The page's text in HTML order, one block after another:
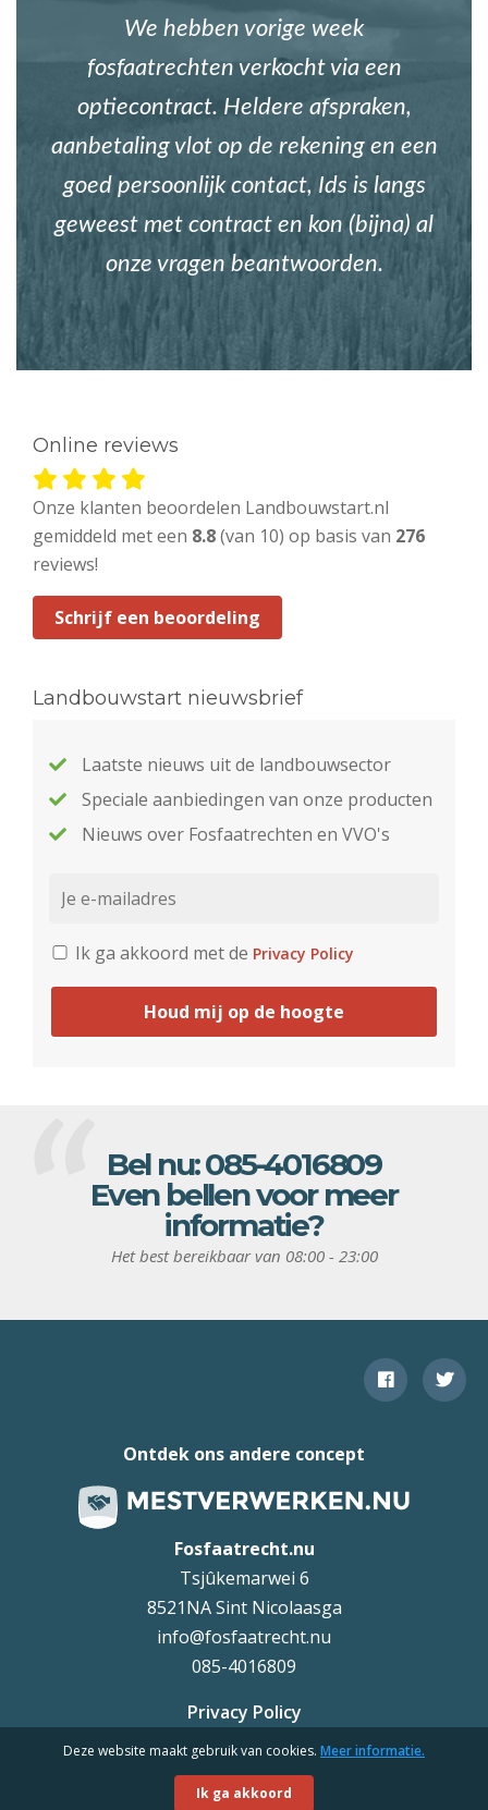
We hebben vorige week
fosfaatrechten verkocht via een
optiecontract. Heldere afspraken,
aanbetaling vlot op de rekening en een
goed persoonlijk contact, Ids is langs
geweest met contract en kon (bijna) al
onze vragen beantwoorden.
Online reviews
Onze klanten beoordelen Landbouwstart.nl
gemiddeld met een 8.8(van 10) op basis van 276
reviews!
Schrijf een beoordeling
Landbouwstart nieuwsbrief
Laatste nieuws uit de landbouwsector
Speciale aanbiedingen van onze producten
Nieuws over Fosfaatrechten en VVO's
Ik ga akkoord met de Privacy Policy
Houd mij op de hoogte
Bel nu:085-4016809
Even bellen voor meer
informatie?
Het best bereikbaar van 08:00 - 23:00
Fosfaatrecht.nu
Tsjûkemarwei 6
8521NA Sint Nicolaasga
info@fosfaatrecht.nu
085-4016809
Ontdek ons andere concept
Privacy Policy
©Uteq
Deze website maakt gebruik van cookies. Meer informatie.
Ik ga akkoord